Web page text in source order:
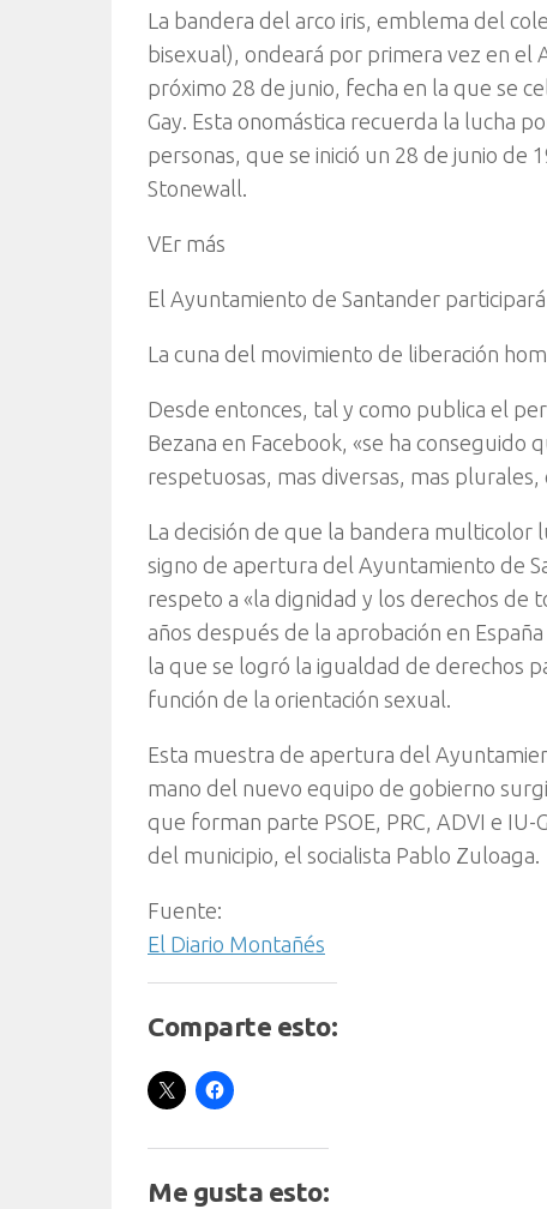
La bandera del arco iris, emblema del
bisexual), ondeará por primera vez en el
próximo 28 de junio, fecha en la que se
Gay. Esta onomástica recuerda la lucha
personas, que se inició un 28 de junio de
Stonewall.
VEr más
El Ayuntamiento de Santander
La cuna del movimiento de liberación
Desde entonces, tal y como publica el
Bezana en Facebook, «se ha conseguido
respetuosas, mas diversas, mas plurales,
La decisión de que la bandera multicolor
signo de apertura del Ayuntamiento de
respeto a «la dignidad y los derechos de
años después de la aprobación en
la que se logró la igualdad de derechos
función de la orientación sexual.
Esta muestra de apertura del
mano del nuevo equipo de gobierno
que forman parte PSOE, PRC, ADVI e
del municipio, el socialista Pablo Zuloaga.
Fuente:
El Diario Montañés
Comparte esto:
Me gusta esto: